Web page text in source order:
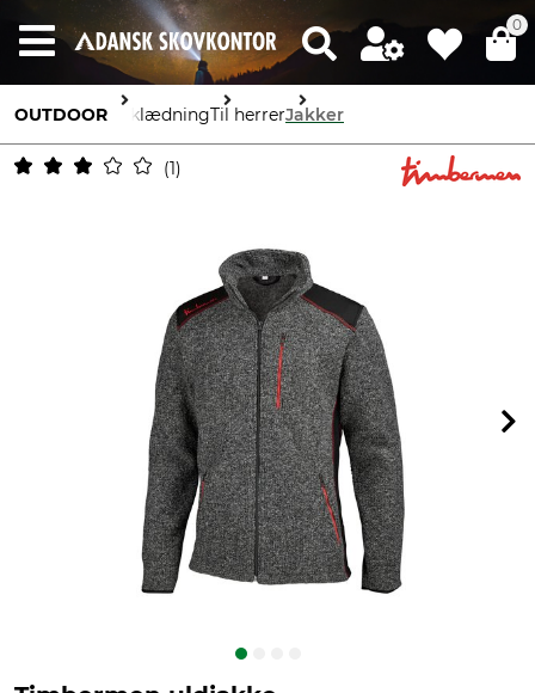
0
OUTDOOR BeklædningTil herrerJakker
1